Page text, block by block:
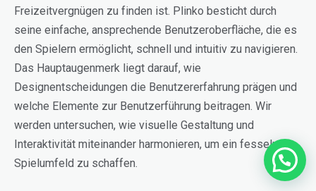
Freizeitvergnügen zu finden ist. Plinko besticht durch
seine einfache, ansprechende Benutzeroberfläche, die es
den Spielern ermöglicht, schnell und intuitiv zu navigieren.
Das Hauptaugenmerk liegt darauf, wie
Designentscheidungen die Benutzererfahrung prägen und
welche Elemente zur Benutzerführung beitragen. Wir
werden untersuchen, wie visuelle Gestaltung und
Interaktivität miteinander harmonieren, um ein fesselndes
Spielumfeld zu schaffen.